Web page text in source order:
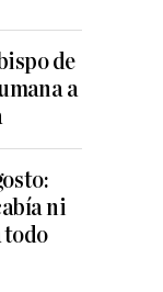
de
a
ni
todo